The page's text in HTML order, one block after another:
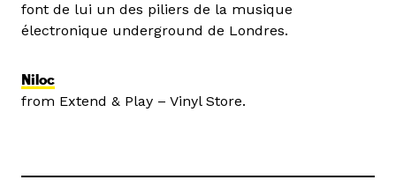
font de lui un des piliers de la musique
électronique underground de Londres.
Niloc
from Extend & Play – Vinyl Store.